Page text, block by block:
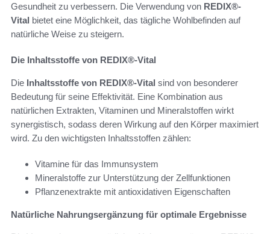
Gesundheit zu verbessern. Die Verwendung von REDIX®-
Vital bietet eine Möglichkeit, das tägliche Wohlbefinden auf
natürliche Weise zu steigern.
Die Inhaltsstoffe von REDIX®-Vital
Die Inhaltsstoffe von REDIX®-Vital sind von besonderer
Bedeutung für seine Effektivität. Eine Kombination aus
natürlichen Extrakten, Vitaminen und Mineralstoffen wirkt
synergistisch, sodass deren Wirkung auf den Körper maximiert
wird. Zu den wichtigsten Inhaltsstoffen zählen:
Vitamine für das Immunsystem
Mineralstoffe zur Unterstützung der Zellfunktionen
Pflanzenextrakte mit antioxidativen Eigenschaften
Natürliche Nahrungsergänzung für optimale Ergebnisse